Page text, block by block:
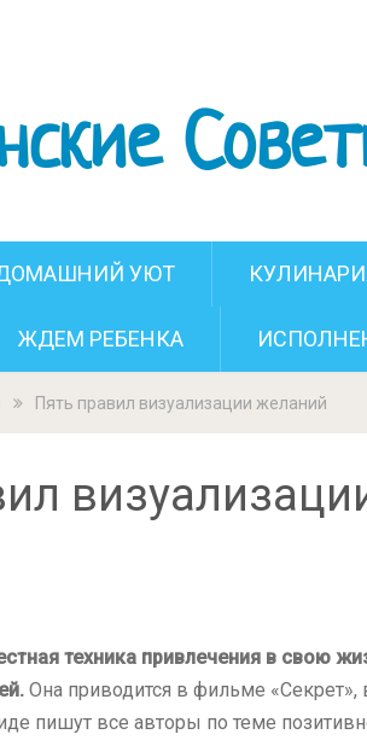
УЮТ
ЖДЕМ РЕБЕНКА
Пять правил визуализации желаний
техника привлечения в свою
Она приводится в фильме «Секрет»,
пишут все авторы по теме